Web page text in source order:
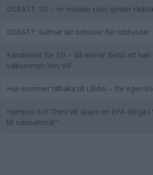
DEBATT: SD – en maskin som sprider
DEBATT: Kalmar län behöver fler lobbyister
Kandiderar för SD – då menar Bertil att
välkommen hos VIF
Han kommer tillbaka till Låxbo – för egen
Hampus och Theo vill skapa en EPA-slinga
bli odebatterat"